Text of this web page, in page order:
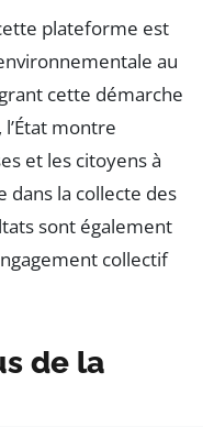
plateforme est
au
cette démarche
montre
et les citoyens à
dans la collecte des
sont également
collectif
de la